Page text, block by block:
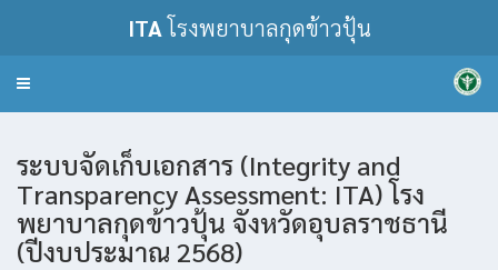
ITAโรงพยาบาลกุดข้าวปุ้น
Toggle
ระบบจัดเก็บเอกสาร (Integrity and
Transparency Assessment: ITA) โรง
พยาบาลกุดข้าวปุ้น จังหวัดอุบลราชธานี
(ปีงบประมาณ 2568)